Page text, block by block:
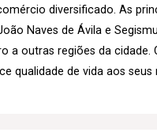
diversificado. As
Naves de Ávila e
a outras regiões da
qualidade de vida aos seus